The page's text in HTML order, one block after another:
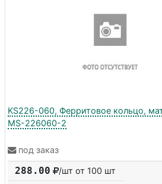
KS226-060, Ферритовое кольцо,
MS-226060-2
под заказ
288.00 /шт от 100 шт